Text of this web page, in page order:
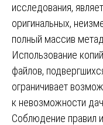
исследования,
оригинальных,
полный массив
Использование
файлов,
ограничивает
к невозможности
Соблюдение правил